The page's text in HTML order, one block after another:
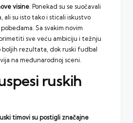
visine . Ponekad su se suočavali
ali su isto tako i sticali iskustvo
Sa svakim novim
sve veću ambiciju i težnju
boljih rezultata, dok ruski fudbal
na međunarodnoj sceni.
ruskih
timovi su postigli značajne